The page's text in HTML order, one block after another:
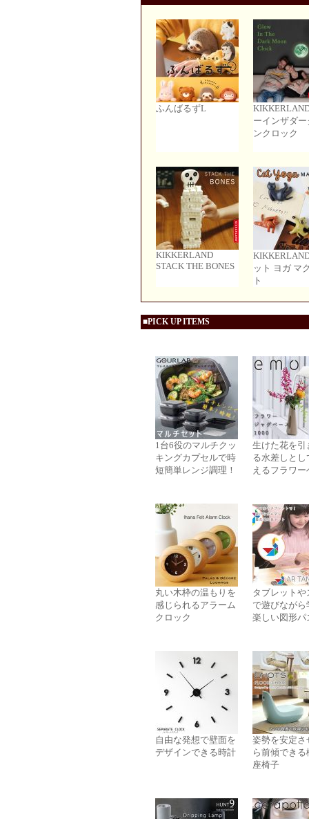
ふんばるずL
ーインザダ
ンクロック
KIKKERLAND
STACK THE BONES
ット ヨガ マ
ト
■PICK UP ITEMS
1台6役のマルチクッ
キングカプセルで時
短簡単レンジ調理！
生けた花を引
る水差しとし
えるフラワー
丸い木枠の温もりを
感じられるアラーム
クロック
タブレットや
で遊びながら
楽しい図形パ
自由な発想で壁面を
デザインできる時計
姿勢を安定さ
ら前傾できる
座椅子